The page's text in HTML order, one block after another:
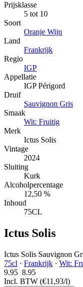
Prijsklasse
5 tot 10
Soort
Oranje Wijn
Land
Frankrijk
Regio
IGP
Appellatie
IGP Périgord
Druif
Sauvignon Gris
Smaak
Wit: Fruitig
Merk
Ictus Solis
Vintage
2024
Sluiting
Kurk
Alcoholpercentage
12,50 %
Inhoud
75CL
Ictus Solis
Ictus Solis Sauvignon
75cl · Frankrijk · Wit:
9.95 8.95
Incl. BTW (€11,93/l)